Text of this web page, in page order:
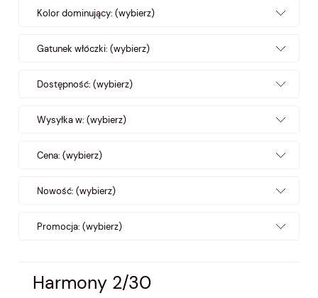
Kolor dominujący: (wybierz)
Gatunek włóczki: (wybierz)
Dostępność: (wybierz)
Wysyłka w: (wybierz)
Cena: (wybierz)
Nowość: (wybierz)
Promocja: (wybierz)
Harmony 2/30